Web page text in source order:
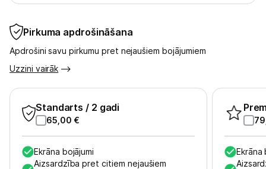
Skaistumkopšana
Sports un atpūta
Ražotāju atjaunota tehnika
Vēlmju saraksts
Pirkuma apdrošināšana
Apdrošini savu pirkumu pret nejaušiem bojājumiem
Uzzini vairāk
Standarts / 2 gadi
65,00 €
Ekrāna bojājumi
Aizsardzība pret citiem nejaušiem
Ekrāna